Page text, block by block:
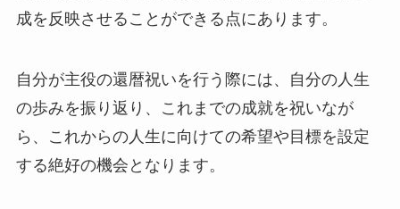
成を反映させることができる 点にあります。
自分が主役の還暦祝いを行う際には、自分の人生
の歩みを振り返り、これまでの成就を祝いなが
ら、これからの人生に向けての希望や目標を設定
する絶好の機会となります。